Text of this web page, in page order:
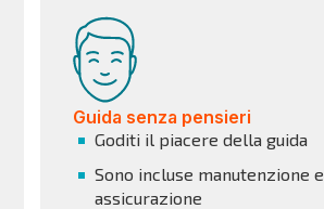
Guida senza pensieri
Goditi il piacere della guida
Sono incluse manutenzione e
assicurazione